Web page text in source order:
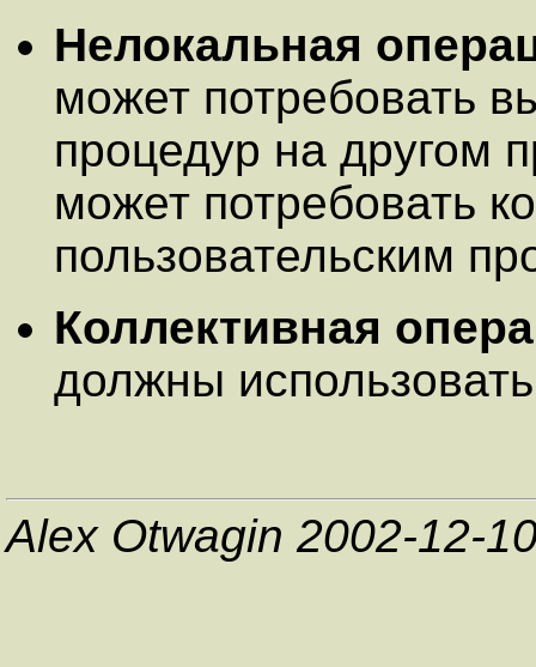
Нелокальная
может потребовать
процедур на другом
может потребовать
пользовательским
Коллективная
должны
Alex Otwagin 2002-12-